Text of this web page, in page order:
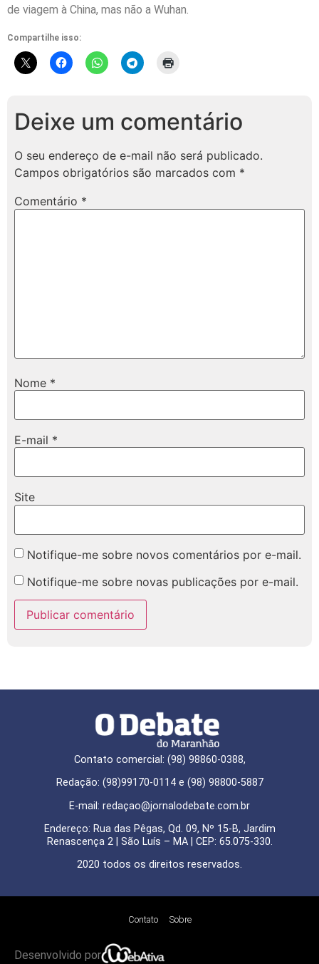
de viagem à China, mas não a Wuhan.
Compartilhe isso:
Deixe um comentário
O seu endereço de e-mail não será publicado.
Campos obrigatórios são marcados com *
Comentário *
Nome *
E-mail *
Site
Notifique-me sobre novos comentários por e-mail.
Notifique-me sobre novas publicações por e-mail.
Contato comercial: (98) 98860-0388,
Redação: (98)99170-0114 e (98) 98800-5887
E-mail: redaçao@jornalodebate.com.br
Endereço: Rua das Pêgas, Qd. 09, Nº 15-B, Jardim
Renascença 2 | São Luís – MA | CEP: 65.075-330.
2020 todos os direitos reservados.
Contato Sobre
Desenvolvido por